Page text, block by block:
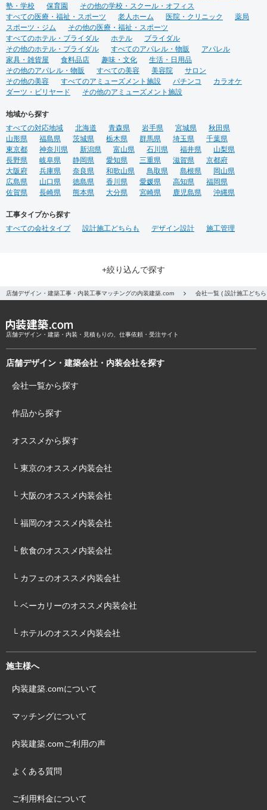
塾・学校
保育園
その他の学校・スクール・オフィス
すべての医療・福祉・スポーツ
老人ホーム 医院・クリニック
薬局
スポーツ・ジム
その他の医療・福祉・スポーツ
すべてのホテル・ブライダル
ホテル
ブライダル
その他のホテル・ブライダル
すべてのアパレル・物販
アパレル
家具・雑貨屋
食料品店 趣味・文化
生活・日用品
その他のアパレル・物販
すべての美容 美容院
サロン
その他の美容
すべてのアミューズメント施設 パチンコ
カラオケ
ダーツ・ビリヤード
その他のアミューズメント施設
地域から探す
すべての対応地域
北海道 青森県 岩手県 宮城県
秋田県
山形県
福島県 茨城県 栃木県 群馬県 埼玉県
千葉県
東京都
神奈川県 新潟県 富山県 石川県 福井県
山梨県
長野県
岐阜県 静岡県 愛知県 三重県 滋賀県
京都府
大阪府
兵庫県 奈良県 和歌山県 鳥取県 島根県
岡山県
広島県
山口県 徳島県 香川県 愛媛県 高知県
福岡県
佐賀県
長崎県 熊本県 大分県 宮崎県 鹿児島県 沖縄県
工事タイプから探す
すべての会社タイプ
設計施工どちらも デザイン設計 施工管理
+絞り込んで探す
店舗デザイン・建築工事・内装工事マッチングの内装建築.com 会社一覧 ( 設計施工どち
店舗デザイン・建築・内装・見積もりの、仕事依頼・受注サイト
店舗デザイン・建築会社・内装会社を探す
会社一覧から探す
作品から探す
オススメから探す
└ 東京のオススメ内装会社
└ 大阪のオススメ内装会社
└ 福岡のオススメ内装会社
└ 飲食のオススメ内装会社
└ カフェのオススメ内装会社
└ ベーカリーのオススメ内装会社
└ ホテルのオススメ内装会社
施主様へ
内装建築.comについて
マッチングについて
内装建築.comご利用の声
よくある質問
ご利用料金について